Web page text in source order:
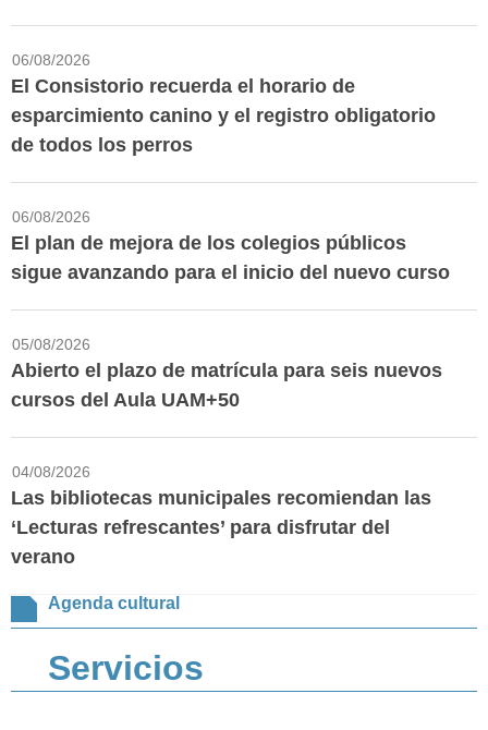
06/08/2026
El Consistorio recuerda el horario de
esparcimiento canino y el registro obligatorio
de todos los perros
06/08/2026
El plan de mejora de los colegios públicos
sigue avanzando para el inicio del nuevo curso
05/08/2026
Abierto el plazo de matrícula para seis nuevos
cursos del Aula UAM+50
04/08/2026
Las bibliotecas municipales recomiendan las
‘Lecturas refrescantes’ para disfrutar del
verano
Agenda cultural
Servicios